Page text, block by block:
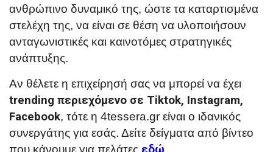
ανθρώπινο δυναμικό της, ώστε τα καταρτισμένα
στελέχη της, να είναι σε θέση να υλοποιήσουν
ανταγωνιστικές και καινοτόμες στρατηγικές
ανάπτυξης.
Αν θέλετε η επιχείρησή σας να μπορεί να έχει
trending περιεχόμενο σε Tiktok, Instagram,
Facebook, τότε η 4tessera.gr είναι ο ιδανικός
συνεργάτης για εσάς. Δείτε δείγματα από βίντεο
που κάνουμε για πελάτες